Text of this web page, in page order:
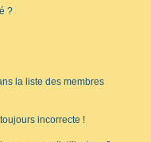
?
la liste des membres
incorrecte !